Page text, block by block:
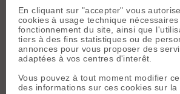
G
Go74[4 posts] - Le 25/01/2020 17:33
Bonjour,
Il faisait chaud aujourd'hui...j'en ai oublié
goretex en fin de journée.
Bonne fin de journée.
Sophie
En cliquant sur "accepter" vous
cookies à usage technique
fonctionnement du site, ainsi que
tiers à des fins statistiques ou de
annonces pour vous proposer des
adaptées à vos centres d'interêt.
Vous pouvez à tout moment modifier
des informations sur ces cookies sur la